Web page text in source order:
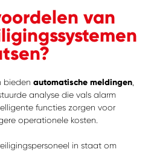
van
bieden automatische meldingen
analyse die vals alarm
functies zorgen voor
operationele kosten.
in staat om